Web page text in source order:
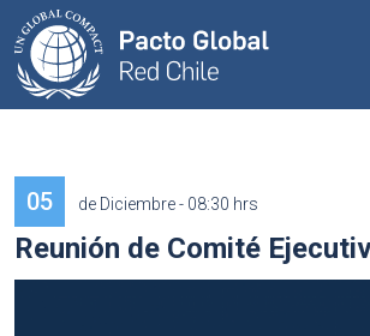
05 de Diciembre - 08:30 hrs
Reunión de Comité